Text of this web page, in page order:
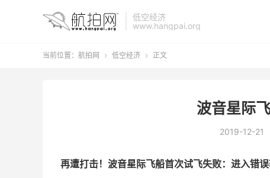
低空经济
www.hangpai.org
当前位置： 航拍网  低空经济  正文
波音星际
2019-12-21
再遭打击！波音星际飞船首次试飞失败：进入错误